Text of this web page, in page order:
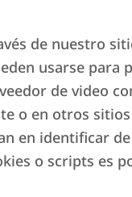
de nuestro
usarse
de video
o en otros
en identificar
o scripts es